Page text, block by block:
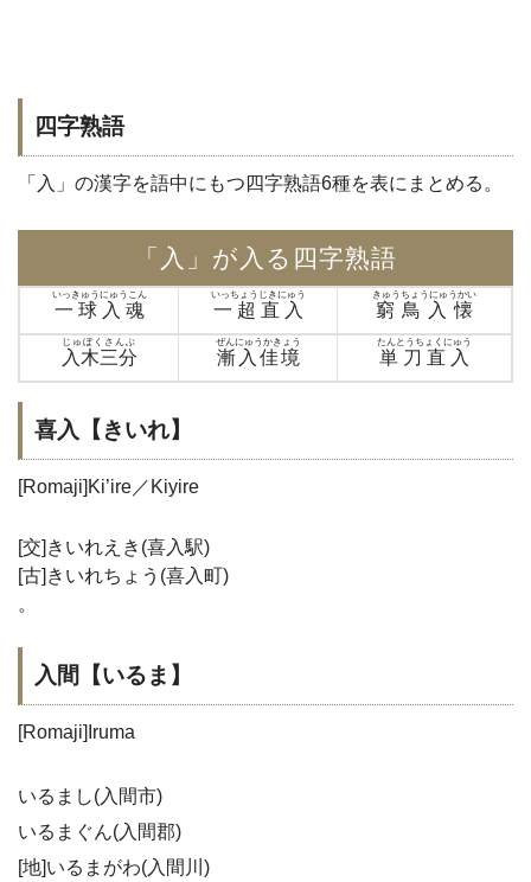
四字熟語
「入」の漢字を語中にもつ四字熟語6種を表にまとめる。
「入」が入る四字熟語
一球入魂
いっきゅうにゅうこん
一超直入
いっちょうじきにゅう
窮鳥入懐
きゅうちょうにゅうかい
入木三分
じゅぼくさんぶ
漸入佳境
ぜんにゅうかきょう
単刀直入
たんとうちょくにゅう
喜入【きいれ】
[Romaji]Ki’ire／Kiyire
[交]きいれえき(喜入駅)
[古]きいれちょう(喜入町)
。
入間【いるま】
[Romaji]Iruma
いるまし(入間市)
いるまぐん(入間郡)
[地]いるまがわ(入間川)